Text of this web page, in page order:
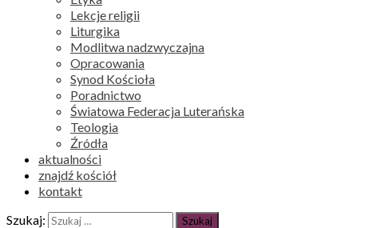
Lekcje religii
Liturgika
Modlitwa nadzwyczajna
Opracowania
Synod Kościoła
Poradnictwo
Światowa Federacja Luterańska
Teologia
Źródła
aktualności
znajdź kościół
kontakt
Szukaj: